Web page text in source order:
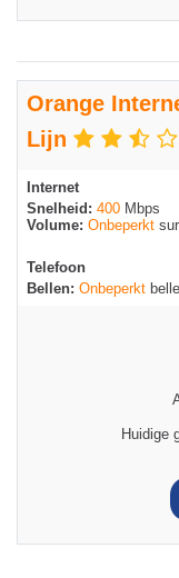
Orange
Lijn
Internet
Snelheid: 400 Mbps
Volume: Onbeperkt
Telefoon
Bellen: Onbeperkt
Huidige